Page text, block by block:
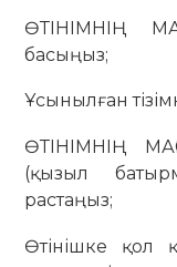
ӨТІНІМНІҢ
басыңыз;
Ұсынылған
ӨТІНІМНІҢ
(қызыл
растаңыз;
Өтінішке қол